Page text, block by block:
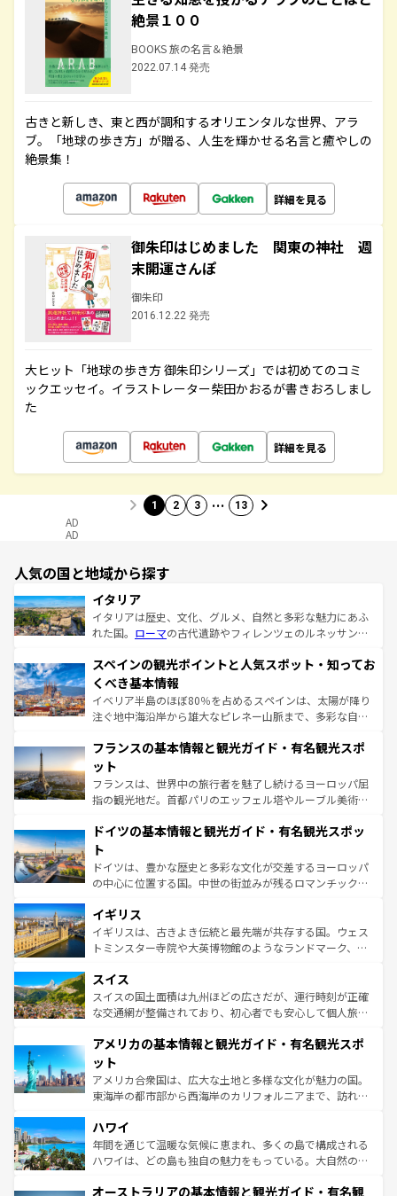
絶景１００
BOOKS 旅の名言＆絶景
2022.07.14 発売
古きと新しき、東と西が調和するオリエンタルな世界、アラ
ブ。「地球の歩き方」が贈る、人生を輝かせる名言と癒やしの
絶景集！
詳細を見る
御朱印はじめました 関東の神社 週
末開運さんぽ
御朱印
2016.12.22 発売
大ヒット「地球の歩き方 御朱印シリーズ」では初めてのコミ
ックエッセイ。イラストレーター柴田かおるが書きおろしまし
た
詳細を見る
1 2 3 … 13
AD
AD
人気の国と地域から探す
イタリア
イタリアは歴史、文化、グルメ、自然と多彩な魅力にあふ
れた国。 ローマの古代遺跡やフィレンツェのルネッサンス
ろん、トスカーナの美しい田園風景やアマルフィ海岸の絶
景など、自然景観も見逃せない。観光の合間には、本場の
ピザやパスタなど、絶品のイタリア料理を堪能することも
できる。朝目覚めてから夜眠るまで、すべての瞬間を楽し
なお、新着のイタリア情報はコンテンツ一覧を参照してほ
しい。
スペインの観光ポイントと人気スポット・知ってお
くべき基本情報
イベリア半島のほぼ80％を占めるスペインは、太陽が降り
注ぐ地中海沿岸から雄大なピレネー山脈まで、多彩な自然
文化が根付くこの国では、情熱的なフラメンコ、熱気あふ
れる闘牛、そして美味しいタパスが生活の一部となってい
る。首都マドリードの洗練された雰囲気や、バルセロナの
アートに溢れた街角から、地方では古代ローマ遺跡や中世
せる。地方によって風土や気候が異なるスペインはその個
ンテンツ一覧 を参照してほしい。
フランスの基本情報と観光ガイド・有名観光スポ
ット
フランスは、世界中の旅行者を魅了し続けるヨーロッパ屈
指の観光地だ。首都パリのエッフェル塔やルーブル美術館
で、幅広い魅力が詰まっている。華麗な宮殿、歴史的な大
聖堂、美しいビーチ、そして豊かな自然が、訪れる者を心
から魅了する。また、フランスは美食の国としても知ら
れ、フランス料理はユネスコ無形文化遺産にも登録されて
香り高いラベンダー畑など、多彩な楽しみ方が可能だ。さ
らに、パリ以外の地域にも魅力が溢れており、どの街角に
も豊かな歴史と文化が息づいている。パリ以外の個性あふ
を参照してほしい。
ドイツの基本情報と観光ガイド・有名観光スポッ
ト
ドイツは、豊かな歴史と多彩な文化が交差するヨーロッパ
の中心に位置する国。中世の街並みが残るロマンチック街
顔を持つこの国は、どこを歩いても飽きることがない。ベ
ルリンの文化的活気、バイエルン州のアルプスの絶景、そ
してライン川沿いのワイン畑といった風景は必見。ビール
は、お酒好きな人にはぜひ体験してほしい。 なお、新着の
ドイツ情報はコンテンツ一覧を参照してほしい。
イギリス
イギリスは、古きよき伝統と最先端が共存する国。ウェス
トミンスター寺院や大英博物館のようなランドマーク、歴
リアごとに異なる魅力がある。また、優雅なアフタヌーン
ティー、ビール好きにはたまらない英国パブ、サッカー観
戦など、本場だからこそできる体験も豊富。イギリスを旅
ンツ一覧を参照してほしい。
スイス
スイスの国土面積は九州ほどの広さだが、運行時刻が正確
な交通網が整備されており、初心者でも安心して個人旅行
の建物がそのまま残る町や、スイスならではのユニークな
博物館もあり、アルプス観光だけでなく町歩きも満喫する
ことができる。国民の所得が高いため物価も高いが、旅行
者向けの交通パス提供のサービスもあり、うまく活用すれ
着のスイス情報は
アメリカの基本情報と観光ガイド・有名観光スポ
ット
アメリカ合衆国は、広大な土地と多様な文化が魅力の国。
東海岸の都市部から西海岸のカリフォルニアまで、訪れる
のような巨大都市は、観光、ショッピング、エンターテイ
ンメントが詰まった刺激的なスポットだ。一方、アメリカ
西部には大自然が広がり、グランドキャニオンやイエロー
部のニューオーリンズでは、音楽と美食が融合した独特の
ハワイ
年間を通じて温暖な気候に恵まれ、多くの島で構成される
ハワイは、どの島も独自の魅力をもっている。大自然の神
ワイ島は見逃せない。また、定番の観光地といえばオアフ
オーストラリアの基本情報と観光ガイド・有名観